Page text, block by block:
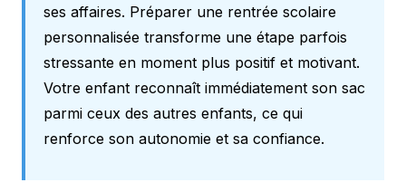
ses affaires. Préparer une rentrée scolaire
personnalisée transforme une étape parfois
stressante en moment plus positif et motivant.
Votre enfant reconnaît immédiatement son sac
parmi ceux des autres enfants, ce qui
renforce son autonomie et sa confiance.